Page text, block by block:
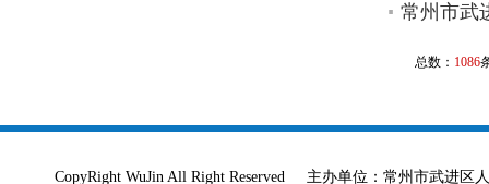
常州市武
总数： 1086
CopyRight WuJin All Right Reserved 主办单位：常州市武进